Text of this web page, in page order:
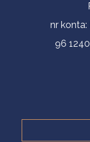
nr konta:
96